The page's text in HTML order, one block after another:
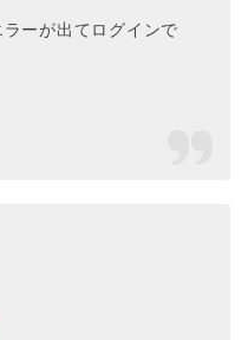
ーが出てログインで